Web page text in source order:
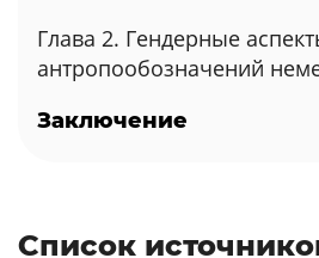
Глава 2. Гендерные
антропообозначений
Заключение
Список